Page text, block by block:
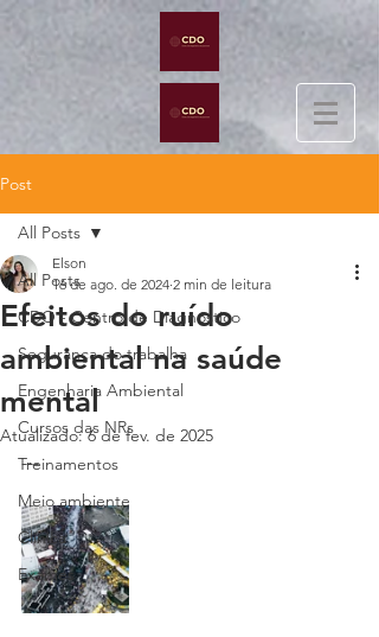
Post
All Posts
CDO - Centro de Diagnóstico
Segurança do trabalha
Engenharia Ambiental
Cursos das NRs
Treinamentos
Meio ambiente
Clínica
Exames
All Posts
Efeitos do ruído
ambiental na saúde
mental
Elson
16 de ago. de 2024 2 min de leitura
Atualizado:6 de fev. de 2025
---